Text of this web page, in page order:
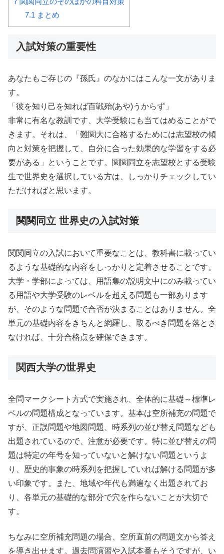
7.1 まとめ
入試対策の重要性
あなたもご存じの『孫氏』のなかにはこんな一文がありま
す。
「彼を知り己を知れば百戦殆(あや)うからず」
非常に有名な教訓です、大学受験にも当てはめることがで
きます。それは、「難関大に合格するためには志望校の傾
向と対策を把握して、自分に合った効果的な学習をする必
要がある」ということです。関関同立を志望校とする受験
生で世界史を選択している方は、しっかりチェックしてい
ただければと思います。
関関同立 世界史の入試対策
関関同立の入試において重要なことは、教科書に載ってい
るような基礎的な内容をしっかりと定着させることです。
大学・学部によっては、用語集の説明文中にのみ載ってい
る用語や大学受験のレベルを超える問題も一部あります
が、そのような問題で合否が決まることはありません。全
単元の基礎内容をきちんと網羅し、取るべき問題を落とさ
なければ、十分合格点を確保できます。
関西大学の世界史
全問マークシート方式で実施され、全体的に基礎～標準レ
ベルの問題構成となっています。基本は空所補充の問題で
すが、正誤問題や地図問題、時系列の並び替え問題なども
出題されているので、注意が必要です。特に並び替えの問
題は特定の年号を知っていないと解けない問題というよ
り、歴史的事象の時系列を把握していれば解ける問題が多
い印象です。また、地域や年代も満遍なく出題されてお
り、各単元の基礎的な部分で穴を作らないことが大切で
す。
ちなみに空所補充問題の場合、空所直前の問題文から答え
を導き出せます。過去問演習や入試本番もそうですが、い